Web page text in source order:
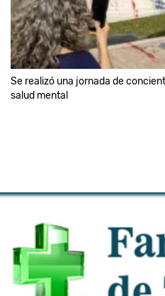
Se realizó una jornada de
salud mental